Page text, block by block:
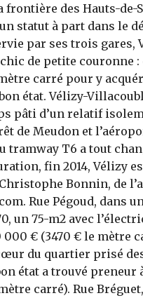
frontière des Hauts-de-
statut à part dans le
par ses trois gares,
de petite couronne :
carré pour y
état. Vélizy-
pâti d’un relatif
de Meudon et
tramway T6 a tout
fin 2014, Vélizy
Bonnin, de
Rue Pégoud, dans
un 75-m2 avec
000 € (3470 € le mètre
du quartier prisé
état a trouvé preneur
carré). Rue